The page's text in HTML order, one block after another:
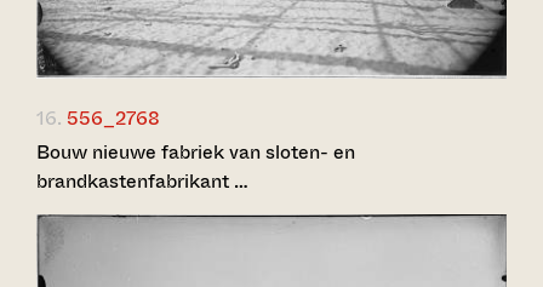
16. 556_2768
Bouw nieuwe fabriek van sloten- en
brandkastenfabrikant …